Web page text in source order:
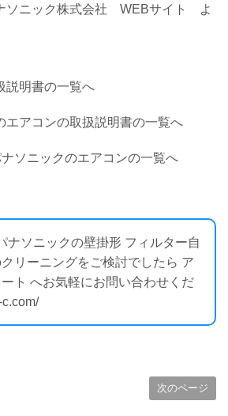
ソニック株式会社 WEBサイト
よ
説明書の一覧へ
エアコンの取扱説明書の一覧へ
ナソニックのエアコンの一覧へ
ナソニックの壁掛形 フィルター自
リーニングをご検討でしたら ア
ト へお気軽にお問い合わせくだ
次のページ